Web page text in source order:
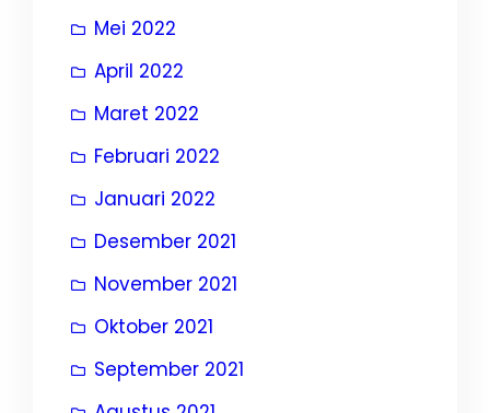
Mei 2022
April 2022
Maret 2022
Februari 2022
Januari 2022
Desember 2021
November 2021
Oktober 2021
September 2021